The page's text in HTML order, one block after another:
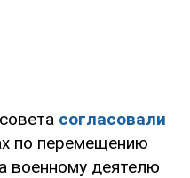
согласовали
по перемещению
военному деятелю